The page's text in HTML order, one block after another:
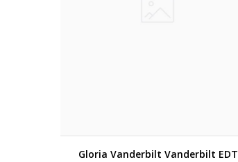
Gloria Vanderbilt Vanderbilt EDT